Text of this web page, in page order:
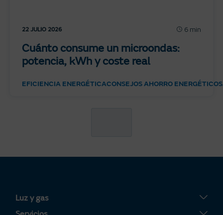
22 JULIO 2026 6 min
Cuánto consume un microondas:
potencia, kWh y coste real
EFICIENCIA ENERGÉTICACONSEJOS AHORRO ENERGÉTICO
Luz y gas